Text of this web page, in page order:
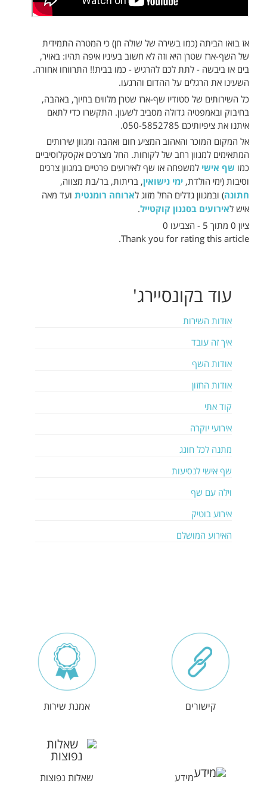
אז בואו הביתה (כמו בשירה של שולה חן) כי המטרה התמידית
של השף-ארז שטרן היא וזה לא חשוב בעיניו איפה תהיו: באויר,
בים או ביבשה - לתת לכם להרגיש - כמו בבית!! התרווחו אחורה.
השעינו את הרגלים על ההדום והרגעו.
כל השירותים של סטודיו שף-ארז שטרן מלווים בחיוך, באהבה,
בחיבוק ובאמפטיה גדולה מסביב לשעון. התקשרו כדי לתאם
איתנו את ציפיותיכם 050-5852785.
אל המקום המוכר והאהוב המציע חום ואהבה ומגוון שירותים
המתאימים למגוון רחב של לקוחות. החל מצרכים אקסקלוסיביים
כמו שף אישי למשפחה או שף לאירועים פרטיים במגוון צרכים
וסיבות (ימי הולדת, ימי נישואין, בריתות, בר/בת מצווה,
חתונה) ובמגוון גדלים החל מזוג לארוחה רומנטית ועד מאה
איש לאירועים בסגנון קוקטייל.
ציון 0 מתוך 5 - הצביעו 0
Thank you for rating this article.
עוד בקונסיירג'
אודות השירות
איך זה עובד
אודות השף
אודות החזון
קוד אתי
אירועי יוקרה
מתנה לכל חוגג
שף אישי לנסיעות
וילה עם שף
אירוע בוטיק
האירוע המושלם
קישורים אמנת שירות
מידע שאלות נפוצות